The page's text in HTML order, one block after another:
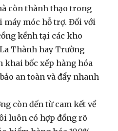
còn thành thạo trong
máy móc hỗ trợ. Đối với
kềnh tại các kho
Thành hay Trường
khaibốc xếp hàng hóa
an toàn và đẩy nhanh
còn đến từ cam kết về
luôn có hợp đồng rõ